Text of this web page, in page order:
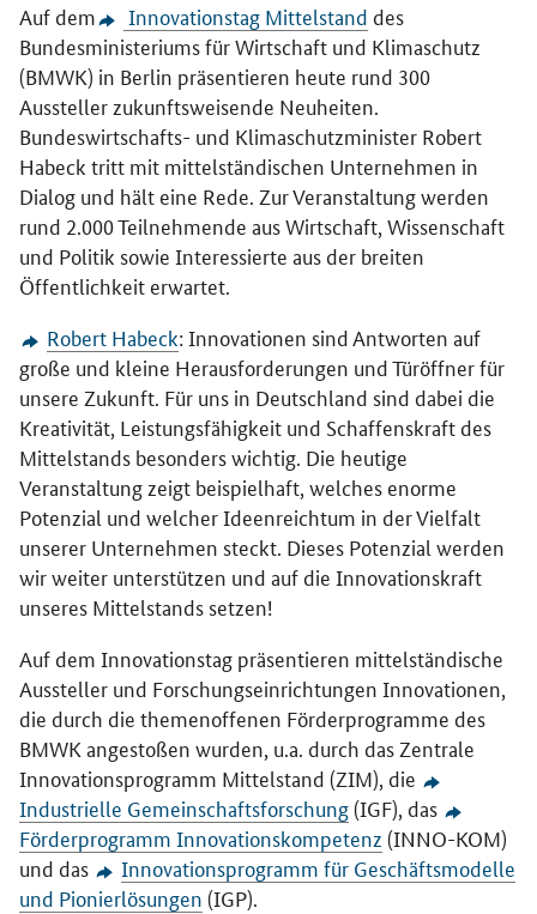
Auf dem Innovationstag Mittelstand des
Bundesministeriums für Wirtschaft und Klimaschutz
(BMWK) in Berlin präsentieren heute rund 300
Aussteller zukunftsweisende Neuheiten.
Bundeswirtschafts- und Klimaschutzminister Robert
Habeck tritt mit mittelständischen Unternehmen in
Dialog und hält eine Rede. Zur Veranstaltung werden
rund 2.000 Teilnehmende aus Wirtschaft, Wissenschaft
und Politik sowie Interessierte aus der breiten
Öffentlichkeit erwartet.
Robert Habeck: Innovationen sind Antworten auf
große und kleine Herausforderungen und Türöffner für
unsere Zukunft. Für uns in Deutschland sind dabei die
Kreativität, Leistungsfähigkeit und Schaffenskraft des
Mittelstands besonders wichtig. Die heutige
Veranstaltung zeigt beispielhaft, welches enorme
Potenzial und welcher Ideenreichtum in der Vielfalt
unserer Unternehmen steckt. Dieses Potenzial werden
wir weiter unterstützen und auf die Innovationskraft
unseres Mittelstands setzen!
Auf dem Innovationstag präsentieren mittelständische
Aussteller und Forschungseinrichtungen Innovationen,
die durch die themenoffenen Förderprogramme des
BMWK angestoßen wurden, u.a. durch das Zentrale
Innovationsprogramm Mittelstand (ZIM), die
Industrielle Gemeinschaftsforschung(IGF), das
Förderprogramm Innovationskompetenz (INNO-KOM)
und das
Innovationsprogramm für Geschäftsmodelle
und Pionierlösungen (IGP).